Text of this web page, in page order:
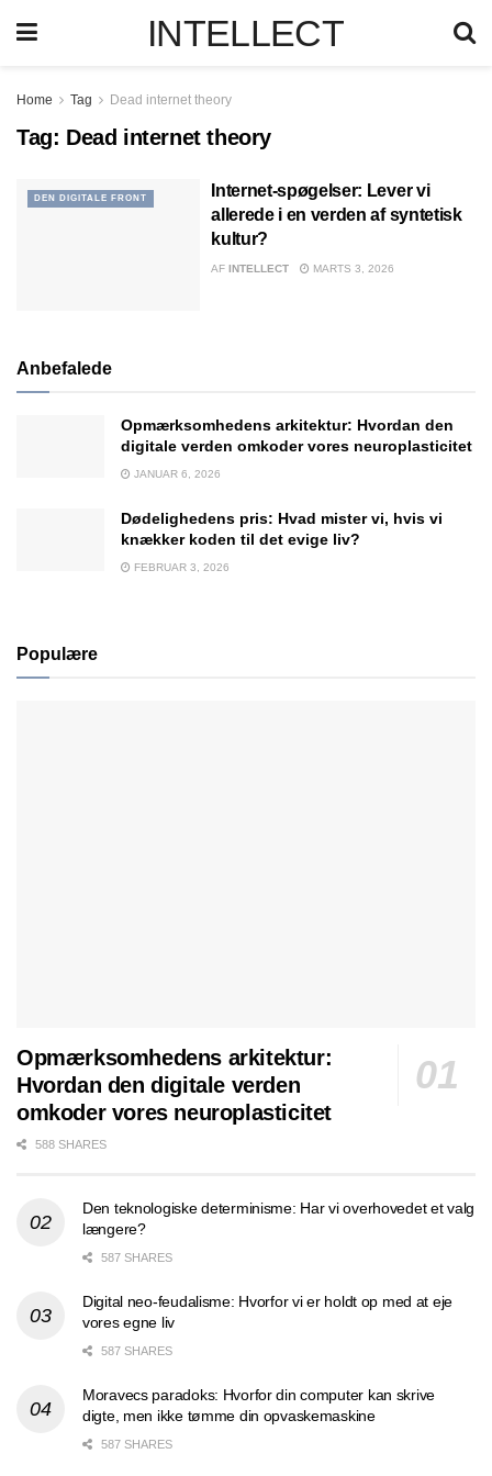
INTELLECT
Home Tag Dead internet theory
Tag: Dead internet theory
DEN DIGITALE FRONT
Internet-spøgelser: Lever vi
allerede i en verden af syntetisk
kultur?
AF INTELLECT MARTS 3, 2026
Anbefalede
Opmærksomhedens arkitektur: Hvordan den
digitale verden omkoder vores neuroplasticitet
JANUAR 6, 2026
Dødelighedens pris: Hvad mister vi, hvis vi
knækker koden til det evige liv?
FEBRUAR 3, 2026
Populære
Opmærksomhedens arkitektur:
Hvordan den digitale verden
omkoder vores neuroplasticitet
588 SHARES
Den teknologiske determinisme: Har vi overhovedet et valg
længere?
587 SHARES
Digital neo-feudalisme: Hvorfor vi er holdt op med at eje
vores egne liv
587 SHARES
Moravecs paradoks: Hvorfor din computer kan skrive
digte, men ikke tømme din opvaskemaskine
587 SHARES